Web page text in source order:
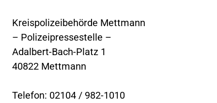
Kreispolizeibehörde Mettmann
– Polizeipressestelle –
Adalbert-Bach-Platz 1
40822 Mettmann
Telefon: 02104 / 982-1010